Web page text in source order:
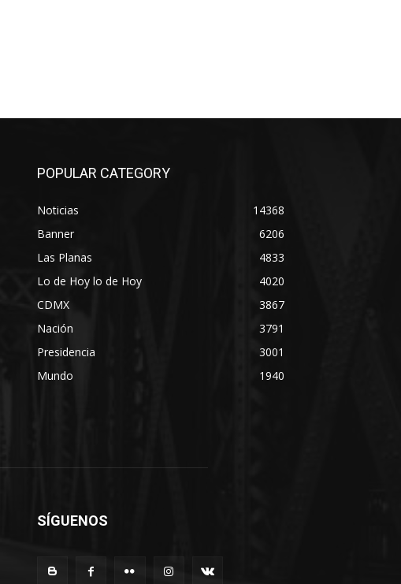
POPULAR CATEGORY
Noticias
14368
Banner
6206
Las Planas
4833
Lo de Hoy lo de Hoy
4020
CDMX
3867
Nación
3791
Presidencia
3001
Mundo
1940
SÍGUENOS